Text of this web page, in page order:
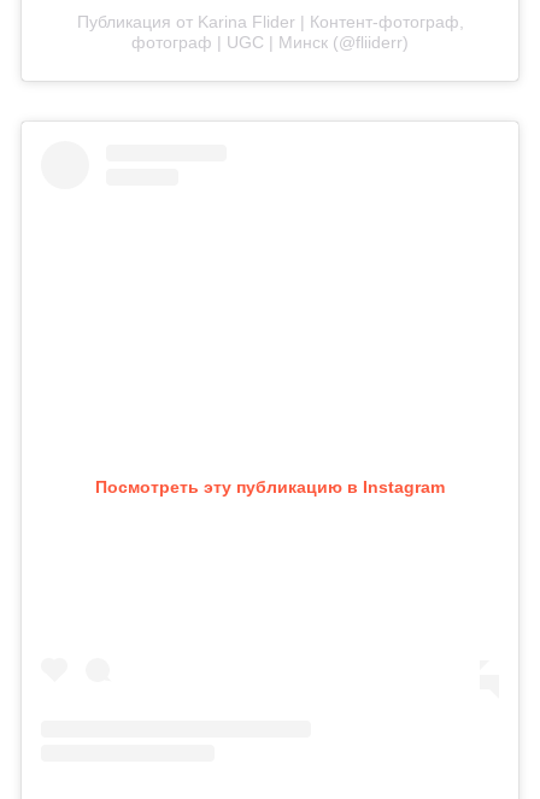
Публикация от Karina Flider | Контент-фотограф,
фотограф | UGC | Минск (@fliiderr)
Посмотреть эту публикацию в Instagram